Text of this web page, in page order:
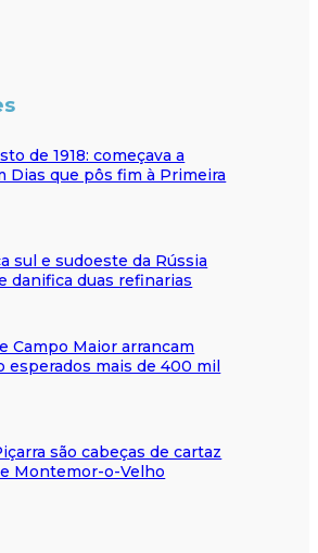
de 1918: começava a
Dias que pôs fim à Primeira
sul e sudoeste da Rússia
danifica duas refinarias
Campo Maior arrancam
esperados mais de 400 mil
são cabeças de cartaz
Montemor-o-Velho